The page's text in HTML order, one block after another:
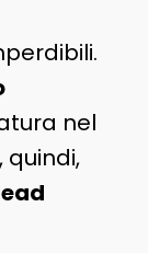
nel
quindi,